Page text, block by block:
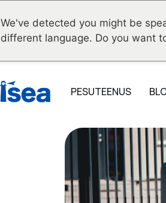
We've detected you might be
different language. Do you want
PESUTEENUS